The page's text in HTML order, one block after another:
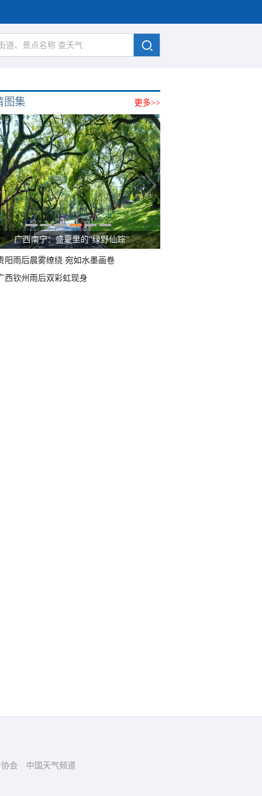
更多>>
图集
广西南宁：盛夏里的“绿野仙踪”
阳雨后晨雾缭绕 宛如水墨画卷
西钦州雨后双彩虹现身
会 中国天气频道